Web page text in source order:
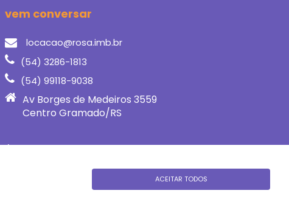
vem conversar
locacao@rosa.imb.br
(54) 3286-1813
(54) 99118-9038
Av Borges de Medeiros 3559
Centro Gramado/RS
ACEITAR TODOS